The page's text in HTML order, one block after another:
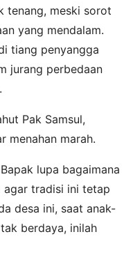
tenang, meski sorot
yang mendalam.
tiang penyangga
jurang perbedaan
Pak Samsul,
menahan marah.
lupa bagaimana
agar tradisi ini tetap
desa ini, saat anak-
berdaya, inilah